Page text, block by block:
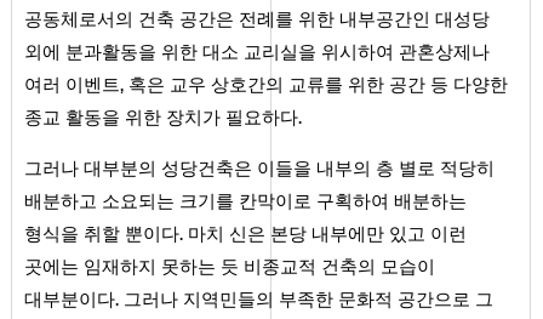
공동체로서의 건축 공간은 전례를 위한 내부공간인 대성당
외에 분과활동을 위한 대소 교리실을 위시하여 관혼상제나
여러 이벤트, 혹은 교우 상호간의 교류를 위한 공간 등 다양한
종교 활동을 위한 장치가 필요하다.
그러나 대부분의 성당건축은 이들을 내부의 층 별로 적당히
배분하고 소요되는 크기를 칸막이로 구획하여 배분하는
형식을 취할 뿐이다. 마치 신은 본당 내부에만 있고 이런
곳에는 임재하지 못하는 듯 비종교적 건축의 모습이
대부분이다. 그러나 지역민들의 부족한 문화적 공간으로 그